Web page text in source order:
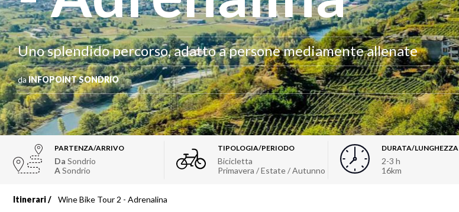
Uno splendido percorso, adatto a persone mediamente allenate
daINFOPOINT SONDRIO
PARTENZA/ARRIVO
Da Sondrio
ASondrio
TIPOLOGIA/PERIODO
Bicicletta
Primavera / Estate / Autunno
DURATA/LUNGHEZZA
2-3 h
16km
Itinerari Wine Bike Tour 2 - Adrenalina